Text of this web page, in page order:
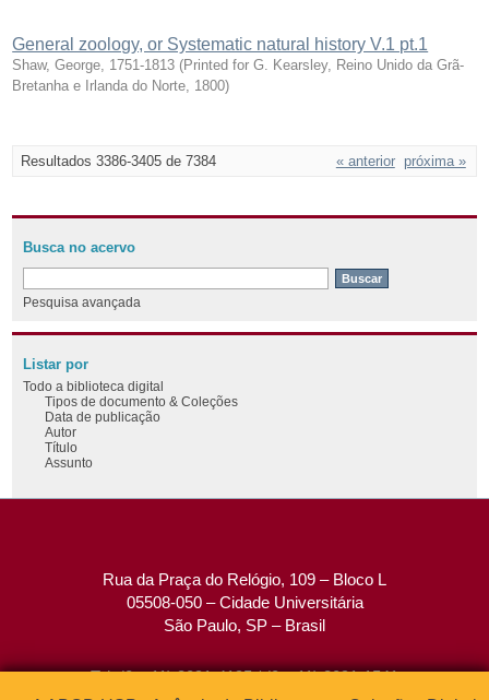
General zoology, or Systematic natural history V.1 pt.1
Shaw, George, 1751-1813 (Printed for G. Kearsley, Reino Unido da Grã-
Bretanha e Irlanda do Norte 1800)
Resultados 3386-3405 de 7384 « anterior próxima »
Busca no acervo
Pesquisa avançada
Listar por
Todo a biblioteca digital
Tipos de documento & Coleções
Data de publicação
Autor
Título
Assunto
Rua da Praça do Relógio, 109 – Bloco L
05508-050 – Cidade Universitária
São Paulo, SP – Brasil
Tel: (0xx11) 3091-4195 / (0xx11) 3091-1541